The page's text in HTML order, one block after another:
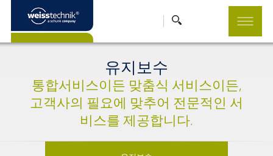
유지보수
통합서비스이든 맞춤식 서비스이든,
고객사의 필요에 맞추어 전문적인 서
비스를 제공합니다.